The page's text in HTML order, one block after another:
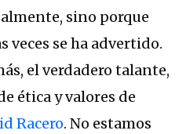
sino porque
veces se ha advertido.
el verdadero talante,
ética y valores de
Racero. No estamos